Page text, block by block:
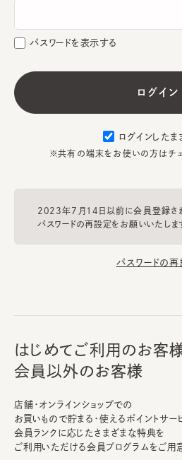
パスワードを表示する
ログインしたま
※共有の端末をお使いの方はチェ
2023年7月14日以前に会員登録さ
パスワードの再設定をお願いいたしま
パスワードの再
はじめてご利用のお客様
会員以外のお客様
店舗・オンラインショップでの
お買いもので貯まる・使えるポイントサー
会員ランクに応じたさまざまな特典を
ご利用いただける会員プログラムをご用